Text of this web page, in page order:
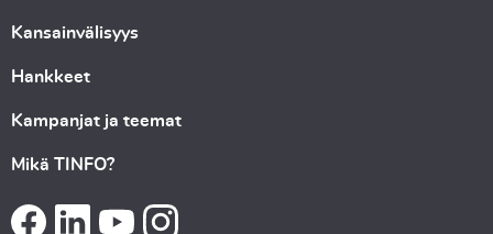
Kansainvälisyys
Hankkeet
Kampanjat ja teemat
Mikä TINFO?